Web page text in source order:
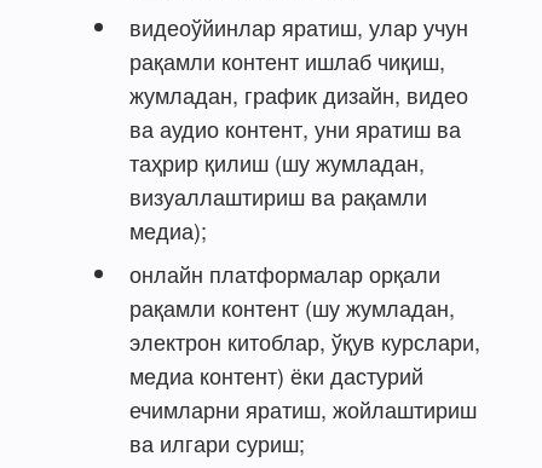
видеоўйинлар яратиш, улар учун
рақамли контент ишлаб чиқиш,
жумладан, график дизайн, видео
ва аудио контент, уни яратиш ва
таҳрир қилиш (шу жумладан,
визуаллаштириш ва рақамли
медиа);
онлайн платформалар орқали
рақамли контент (шу жумладан,
электрон китоблар, ўқув курслари,
медиа контент) ёки дастурий
ечимларни яратиш, жойлаштириш
ва илгари суриш;